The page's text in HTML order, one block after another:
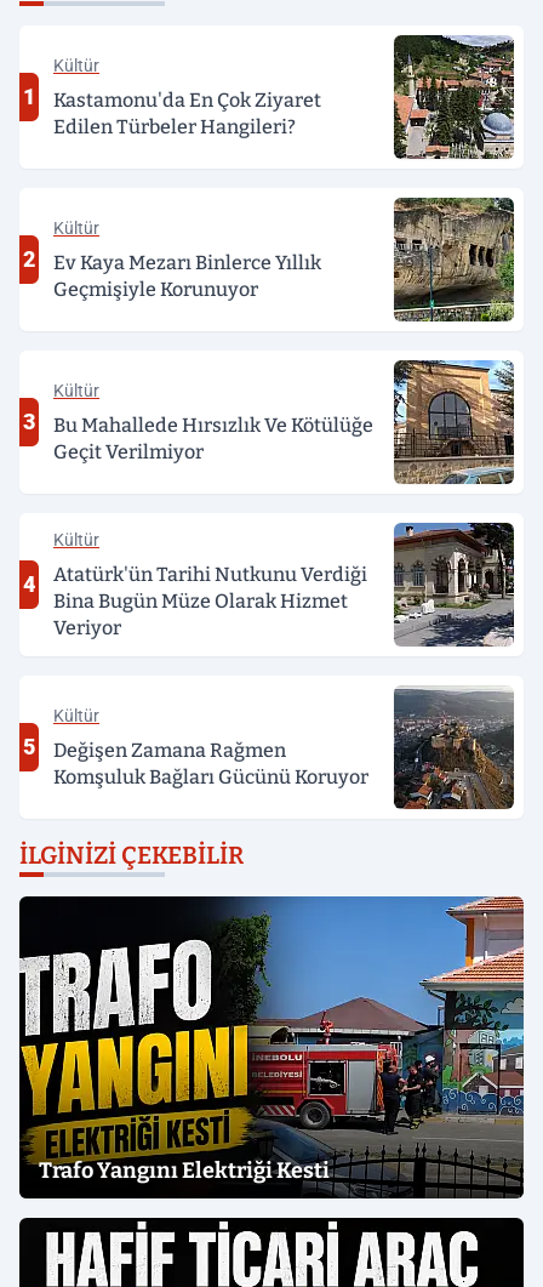
1
Kültür
Kastamonu'da En Çok Ziyaret
Edilen Türbeler Hangileri?
2
Kültür
Ev Kaya Mezarı Binlerce Yıllık
Geçmişiyle Korunuyor
3
Kültür
Bu Mahallede Hırsızlık Ve Kötülüğe
Geçit Verilmiyor
4
Kültür
Atatürk'ün Tarihi Nutkunu Verdiği
Bina Bugün Müze Olarak Hizmet
Veriyor
5
Kültür
Değişen Zamana Rağmen
Komşuluk Bağları Gücünü Koruyor
İLGINIZI ÇEKEBILIR
Trafo Yangını Elektriği Kesti